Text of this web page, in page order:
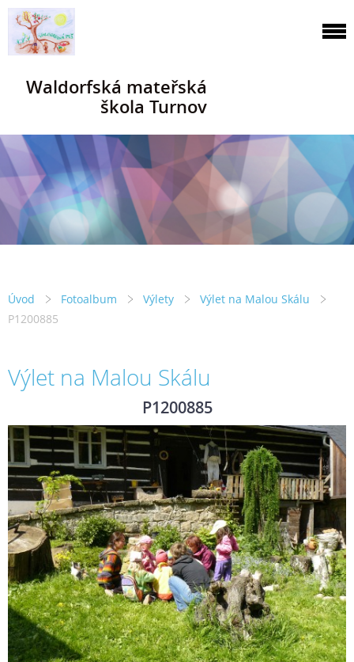
Waldorfská mateřská
škola Turnov
Úvod Fotoalbum Výlety
Výlet na Malou Skálu
P1200885
Výlet na Malou Skálu
P1200885